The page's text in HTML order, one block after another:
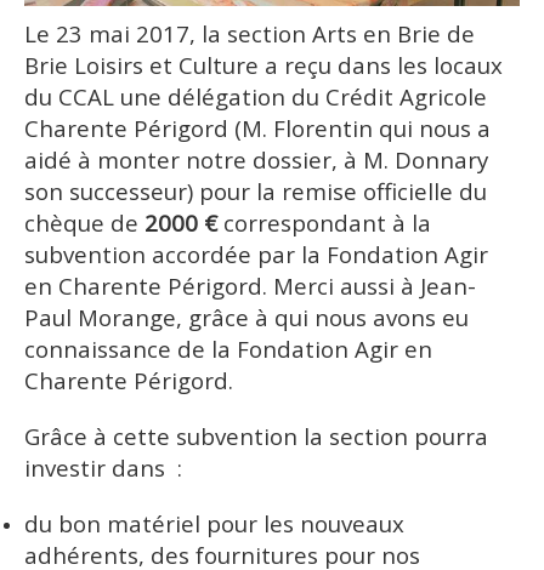
Le 23 mai 2017, la section Arts en Brie de
Brie Loisirs et Culture a reçu dans les locaux
du CCAL une délégation du Crédit Agricole
Charente Périgord (M. Florentin qui nous a
aidé à monter notre dossier, à M. Donnary
son successeur) pour la remise officielle du
chèque de 2000 €correspondant à la
subvention accordée par la Fondation Agir
en Charente Périgord. Merci aussi à Jean-
Paul Morange, grâce à qui nous avons eu
connaissance de la Fondation Agir en
Charente Périgord.
Grâce à cette subvention la section pourra
investir dans :
du bon matériel pour les nouveaux
adhérents, des fournitures pour nos